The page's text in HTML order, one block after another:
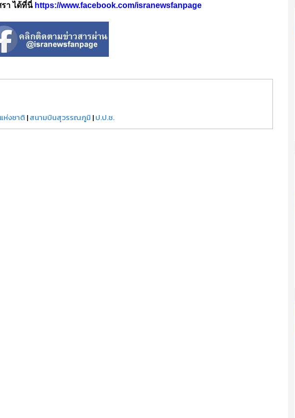
า ได้ที่นี่ https://www.facebook.com/isranewsfanpage
ห่งชาติ |สนามบินสุวรรณภูมิ |ป.ป.ช.